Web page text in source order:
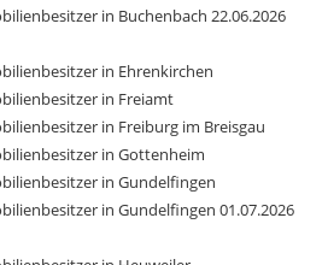
in Buchenbach 22.06.2026
in Ehrenkirchen
in Freiamt
in Freiburg im Breisgau
in Gottenheim
in Gundelfingen
in Gundelfingen 01.07.2026